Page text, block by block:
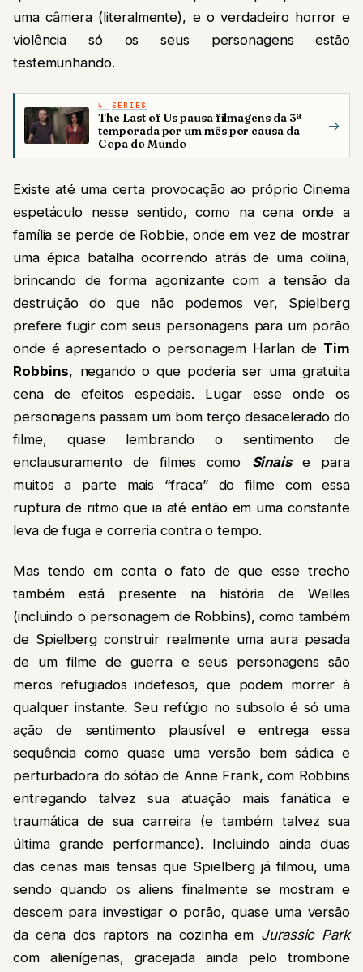
uma câmera (literalmente), e o verdadeiro horror e
violência só os seus personagens estão
testemunhando.
SÉRIES
The Last of Us pausa filmagens da 3ª
temporada por um mês por causa da
Copa do Mundo
→
Existe até uma certa provocação ao próprio Cinema
espetáculo nesse sentido, como na cena onde a
família se perde de Robbie, onde em vez de mostrar
uma épica batalha ocorrendo atrás de uma colina,
brincando de forma agonizante com a tensão da
destruição do que não podemos ver, Spielberg
prefere fugir com seus personagens para um porão
onde é apresentado o personagem Harlan de Tim
Robbins, negando o que poderia ser uma gratuita
cena de efeitos especiais. Lugar esse onde os
personagens passam um bom terço desacelerado do
filme, quase lembrando o sentimento de
enclausuramento de filmes como Sinaise para
muitos a parte mais “fraca” do filme com essa
ruptura de ritmo que ia até então em uma constante
leva de fuga e correria contra o tempo.
Mas tendo em conta o fato de que esse trecho
também está presente na história de Welles
(incluindo o personagem de Robbins), como também
de Spielberg construir realmente uma aura pesada
de um filme de guerra e seus personagens são
meros refugiados indefesos, que podem morrer à
qualquer instante. Seu refúgio no subsolo é só uma
ação de sentimento plausível e entrega essa
sequência como quase uma versão bem sádica e
perturbadora do sótão de Anne Frank, com Robbins
entregando talvez sua atuação mais fanática e
traumática de sua carreira (e também talvez sua
última grande performance). Incluindo ainda duas
das cenas mais tensas que Spielberg já filmou, uma
sendo quando os aliens finalmente se mostram e
descem para investigar o porão, quase uma versão
da cena dos raptors na cozinha em Jurassic Park
com alienígenas, gracejada ainda pelo trombone